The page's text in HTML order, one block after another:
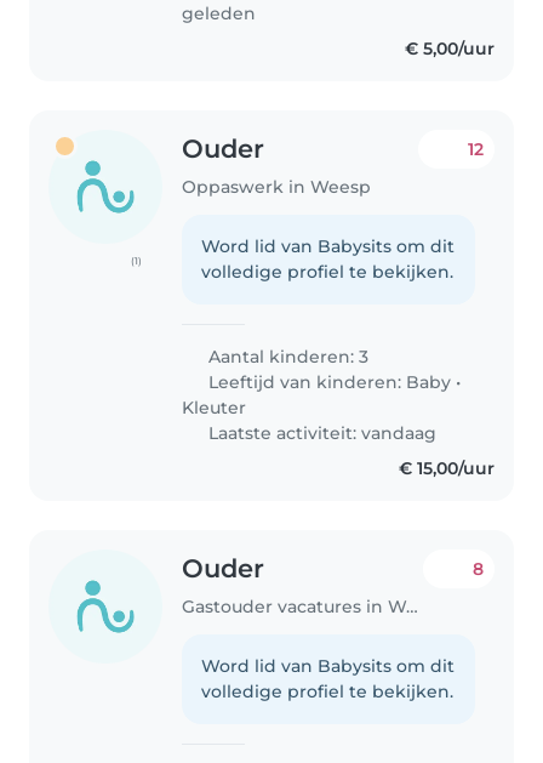
geleden
€ 5,00/uur
(1)
Ouder
Oppaswerk in Weesp
12
Word lid van Babysits om dit
volledige profiel te bekijken.
Aantal kinderen: 3
Leeftijd van kinderen: Baby •
Kleuter
Laatste activiteit: vandaag
€ 15,00/uur
Ouder
Gastouder vacatures in Weesp
8
Word lid van Babysits om dit
volledige profiel te bekijken.